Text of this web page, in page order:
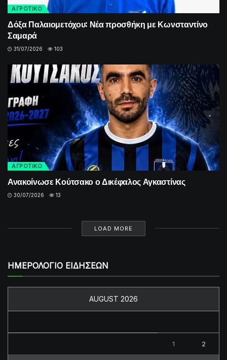
ΑΓΡΟΤΙΚΟ
Δόξα Παλαιομετόχου: Νέα προσθήκη με Κωνσταντίνο
Σαμαρά
31/07/2026 103
ΑΓΡΟΤΙΚΟ
Ανακοίνωσε Κούτσακο ο Δικέφαλος Αγκαστίνας
30/07/2026 13
LOAD MORE
ΗΜΕΡΟΛΟΓΙΟ ΕΙΔΗΣΕΩΝ
AUGUST 2026
1 2